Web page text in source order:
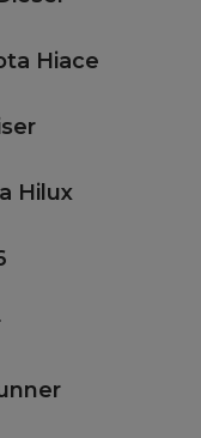
Hiace
Hilux